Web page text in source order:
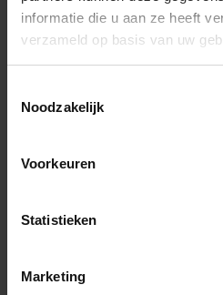
informatie die u aan ze heeft
verzameld op basis van uw
Noodzakelijk
Voorkeuren
Statistieken
Marketing
60mm
Polyätherschaum.
- Schwarze PU-Deckschicht,